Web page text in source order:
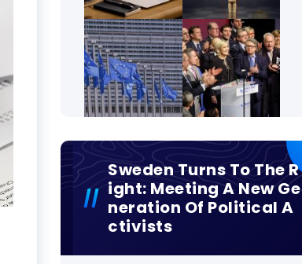
Sweden Turns To The R
Ight: Meeting A New Ge
Neration Of Political A
Ctivists